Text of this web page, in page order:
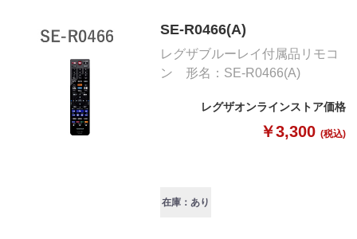
SE-R0466(A)
レグザブルーレイ付属品リモコ
ン 形名：SE-R0466(A)
レグザオンラインストア価格
￥3,300 (税込)
在庫：あり